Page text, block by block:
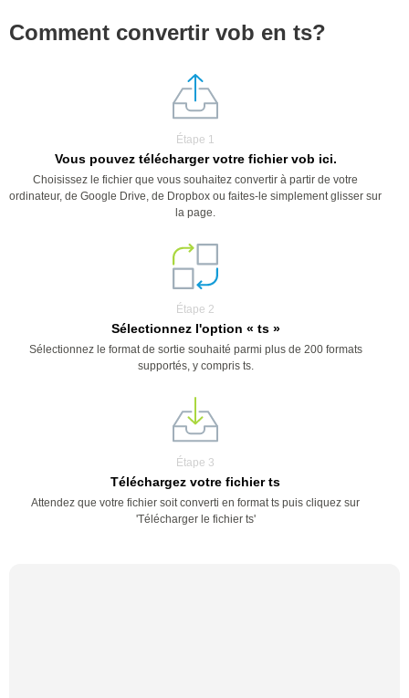
Comment convertir vob en ts?
Étape 1
Vous pouvez télécharger votre fichier vob ici.
Choisissez le fichier que vous souhaitez convertir à partir de votre
ordinateur, de Google Drive, de Dropbox ou faites-le simplement glisser sur
la page.
Étape 2
Sélectionnez l'option « ts »
Sélectionnez le format de sortie souhaité parmi plus de 200 formats
supportés, y compris ts.
Étape 3
Téléchargez votre fichier ts
Attendez que votre fichier soit converti en format ts puis cliquez sur
'Télécharger le fichier ts'